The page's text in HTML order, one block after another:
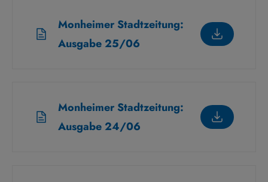
Monheimer Stadtzeitung:
Ausgabe 25/06
Monheimer Stadtzeitung:
Ausgabe 24/06